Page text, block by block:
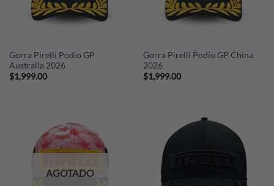
Gorra Pirelli Podio GP
Australia 2026
$1,999.00
Gorra Pirelli Podio GP China
2026
$1,999.00
AGOTADO